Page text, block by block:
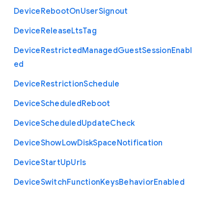
DeviceRebootOnUserSignout
DeviceReleaseLtsTag
DeviceRestrictedManagedGuestSessionEnabl
ed
DeviceRestrictionSchedule
DeviceScheduledReboot
DeviceScheduledUpdateCheck
DeviceShowLowDiskSpaceNotification
DeviceStartUpUrls
DeviceSwitchFunctionKeysBehaviorEnabled